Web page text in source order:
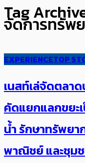
Tag
จัดการทรัพ
EXPERIENCETOP
เนสท์เล่จัดตลา
คัดแยกแลกขยะ
น้ำ รักษาทรัพย
พาณิชย์ และชุม